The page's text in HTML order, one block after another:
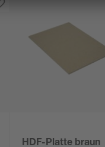
HDF-Platte braun